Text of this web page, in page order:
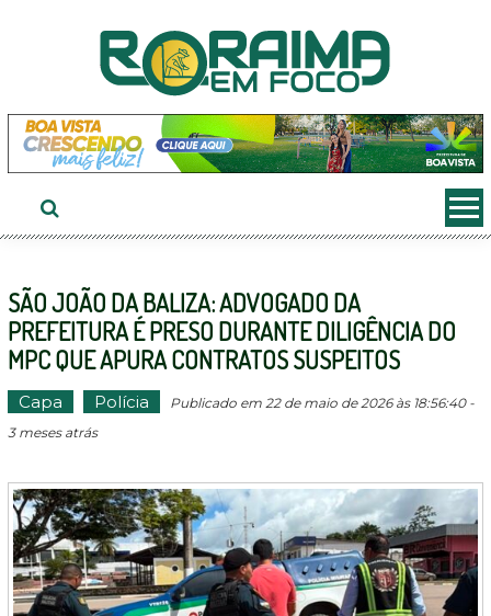
SÃO JOÃO DA BALIZA: ADVOGADO DA
PREFEITURA É PRESO DURANTE DILIGÊNCIA DO
MPC QUE APURA CONTRATOS SUSPEITOS
Capa Polícia
Publicado em 22 de maio de 2026 às 18:56:40 -
3 meses atrás